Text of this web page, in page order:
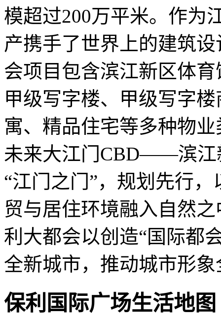
模超过200万平米。作为
产携手了世界上的建筑
会项目包含滨江新区体
甲级写字楼、甲级写字
寓、精品住宅等多种物
未来大江门CBD——滨江
“江门之门”，规划先行
贸与居住环境融入自然
利大都会以创造“国际都
全新城市，推动城市形
保利国际广场生活地图